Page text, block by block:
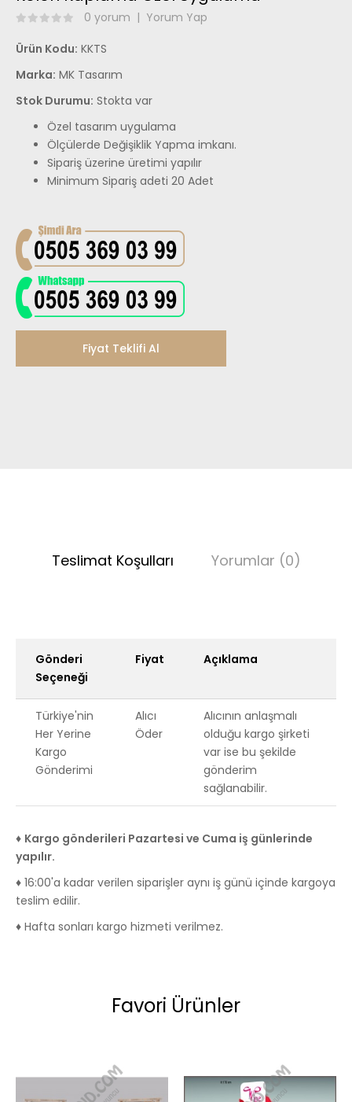
0 yorum | Yorum Yap
Ürün Kodu: KKTS
Marka: MK Tasarım
Stok Durumu: Stokta var
Özel tasarım uygulama
Ölçülerde Değişiklik Yapma imkanı.
Sipariş üzerine üretimi yapılır
Minimum Sipariş adeti 20 Adet
Fiyat Teklifi Al
Teslimat Koşulları Yorumlar (0)
Gönderi
Seçeneği
Fiyat Açıklama
Türkiye'nin
Her Yerine
Kargo
Gönderimi
Alıcı
Öder
Alıcının anlaşmalı
olduğu kargo şirketi
var ise bu şekilde
gönderim
sağlanabilir.
♦ Kargo gönderileri Pazartesi ve Cuma iş günlerinde
yapılır.
♦ 16:00'a kadar verilen siparişler aynı iş günü içinde kargoya
teslim edilir.
♦ Hafta sonları kargo hizmeti verilmez.
Favori Ürünler